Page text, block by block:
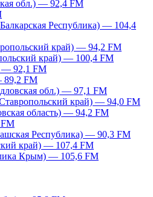
обл.) — 92,4 FM
Республика) — 104,4
край) — 94,2 FM
край) — 100,4 FM
— 92,1 FM
FM
обл.) — 97,1 FM
край) — 94,0 FM
область) — 94,2 FM
Республика) — 90,3 FM
край) — 107,4 FM
Крым) — 105,6 FM